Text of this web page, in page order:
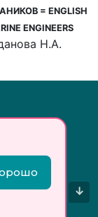
= ENGLISH
ENGINEERS
Н.А.
↓